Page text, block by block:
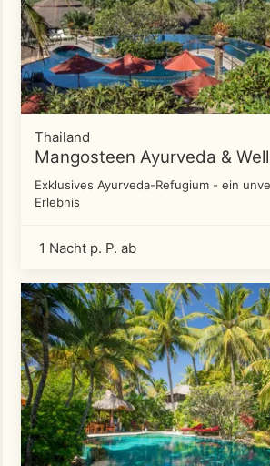
Thailand
Mangosteen Ayurveda &
Exklusives Ayurveda-Refugium - ein
Erlebnis
1 Nacht p. P. ab